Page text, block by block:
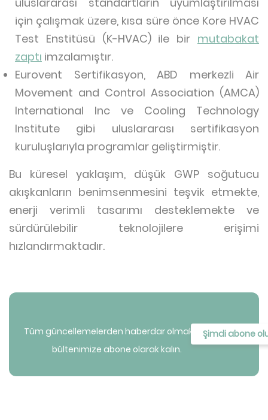
için çalışmak üzere, kısa süre önce Kore HVAC
Test Enstitüsü (K-HVAC) ile bir mutabakat
zaptı imzalamıştır.
Eurovent Sertifikasyon, ABD merkezli Air
Movement and Control Association (AMCA)
International Inc ve Cooling Technology
Institute gibi uluslararası sertifikasyon
kuruluşlarıyla programlar geliştirmiştir.
Bu küresel yaklaşım, düşük GWP soğutucu
akışkanların benimsenmesini teşvik etmekte,
enerji verimli tasarımı desteklemekte ve
sürdürülebilir teknolojilere erişimi
hızlandırmaktadır.
Tüm güncellemelerden haberdar olmak için
bültenimize abone olarak kalın.
Şimdi abone